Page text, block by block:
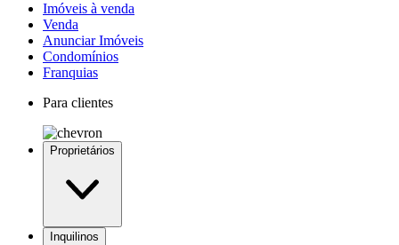
Imóveis à venda
Venda
Anunciar Imóveis
Condomínios
Franquias
Para clientes
Proprietários
Inquilinos